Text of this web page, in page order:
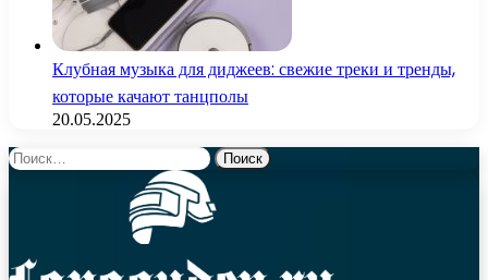
Клубная музыка для диджеев: свежие треки и тренды,
которые качают танцполы
20.05.2025
Найти: